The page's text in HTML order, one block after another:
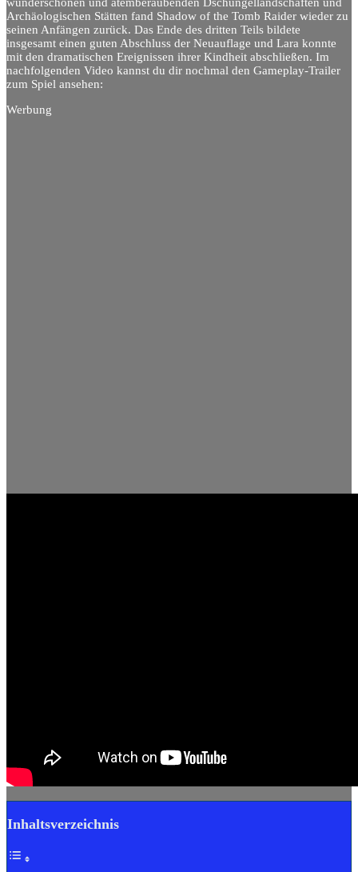
wunderschönen und atemberaubenden Dschungellandschaften und
Archäologischen Stätten fand Shadow of the Tomb Raider wieder zu
seinen Anfängen zurück. Das Ende des dritten Teils bildete
insgesamt einen guten Abschluss der Neuauflage und Lara konnte
mit den dramatischen Ereignissen ihrer Kindheit abschließen. Im
nachfolgenden Video kannst du dir nochmal den Gameplay-Trailer
zum Spiel ansehen:
Werbung
Inhaltsverzeichnis